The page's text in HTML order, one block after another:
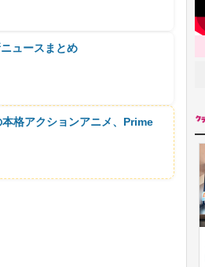
ュースまとめ
格アクションアニメ、Prime